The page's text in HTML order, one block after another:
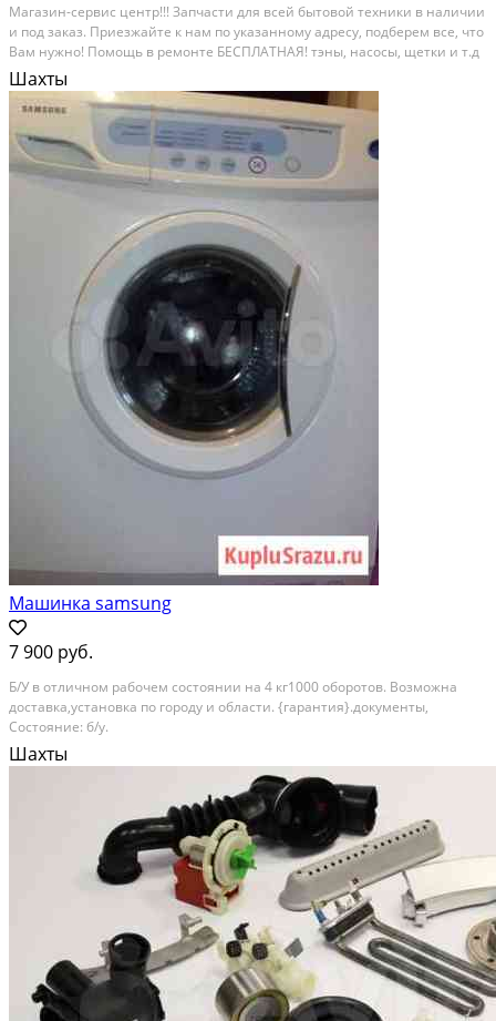
Магазин-сервис центр!!! Запчасти для всей бытовой техники в наличии
и под заказ. Приезжайте к нам по указанному адресу, подберем все, что
Вам нужно! Помощь в ремонте БЕСПЛАТНАЯ! тэны, насосы, щетки и т.д
Состояние: новое.
Шахты
Машинка samsung
7 900 руб.
Б/У в отличном рабочем состоянии на 4 кг1000 оборотов. Возможна
доставка,установка по городу и области. {гарантия}.документы,
Состояние: б/у.
Шахты